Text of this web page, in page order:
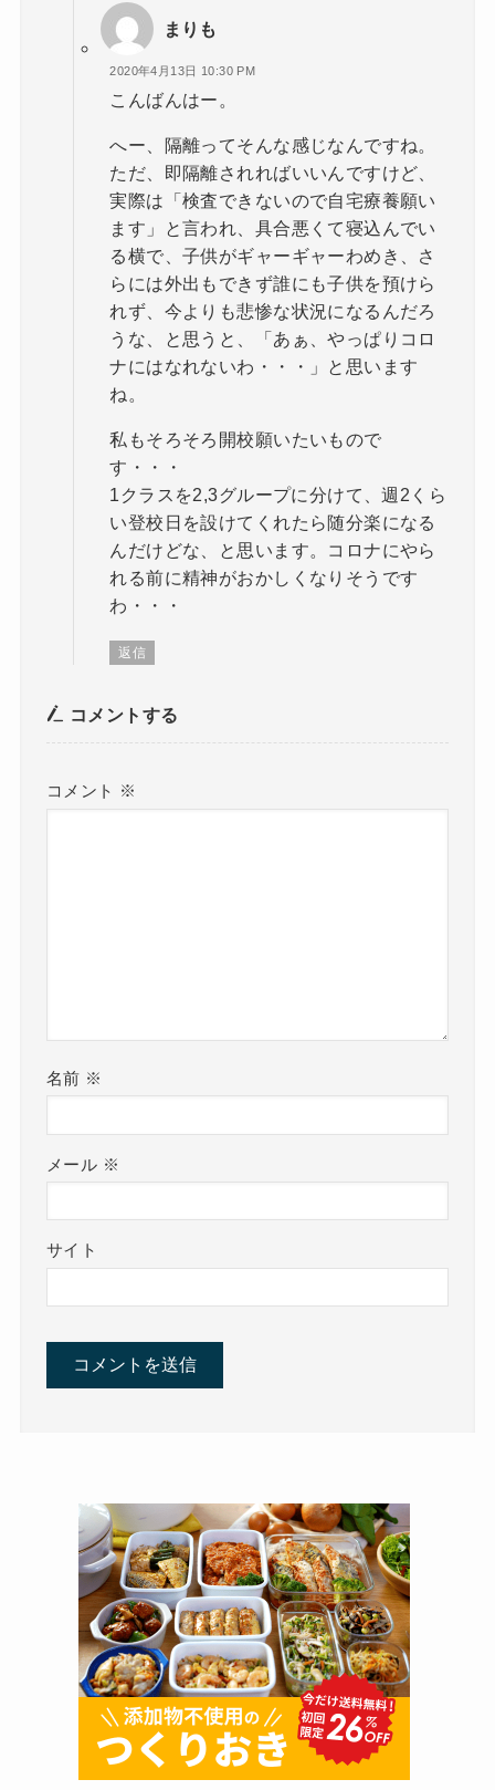
まりも
2020年4月13日 10:30 PM
こんばんはー。
へー、隔離ってそんな感じなんですね。
ただ、即隔離されればいいんですけど、
実際は「検査できないので自宅療養願い
ます」と言われ、具合悪くて寝込んでい
る横で、子供がギャーギャーわめき、さ
らには外出もできず誰にも子供を預けら
れず、今よりも悲惨な状況になるんだろ
うな、と思うと、「あぁ、やっぱりコロ
ナにはなれないわ・・・」と思います
ね。
私もそろそろ開校願いたいもので
す・・・
1クラスを2,3グループに分けて、週2くら
い登校日を設けてくれたら随分楽になる
んだけどな、と思います。コロナにやら
れる前に精神がおかしくなりそうです
わ・・・
返信
コメントする
コメント ※
名前 ※
メール ※
サイト